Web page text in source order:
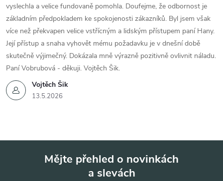
Vojtěch Šik
13.5.2026
vyslechla a velice fundovaně pomohla. Doufejme, že odbornost je
základním předpokladem ke spokojenosti zákazníků. Byl jsem však
více než překvapen velice vstřícným a lidským přístupem paní Hany.
Její přístup a snaha vyhovět mému požadavku je v dnešní době
skutečně výjimečný. Dokázala mně výrazně pozitivně ovlivnit náladu.
Paní Vobrubová - děkuji. Vojtěch Šik.
Mějte přehled o novinkách
a slevách